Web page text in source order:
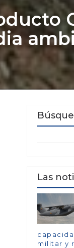
Las
militar y